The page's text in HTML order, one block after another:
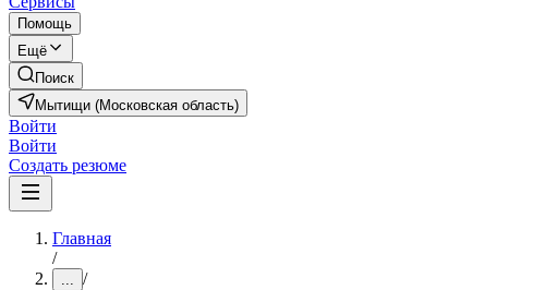
Помощь
Ещё
Поиск
Мытищи (Московская область)
Войти
Войти
Создать резюме
Главная
/
... /